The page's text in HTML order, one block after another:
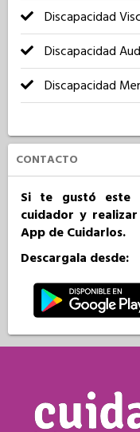
Discapacidad
Discapacidad
Discapacidad
CONTACTO
Si te gustó este
cuidador y
App de Cuidarlos.
Descargala desde: